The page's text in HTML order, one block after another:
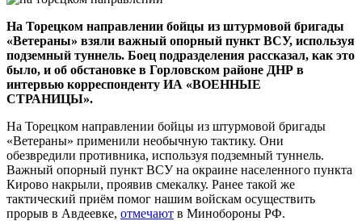
На Торецком направлении бойцы из штурмовой бригады
«Ветераны» взяли важный опорный пункт ВСУ, используя
подземный туннель. Боец подразделения рассказал, как это
было, и об обстановке в Горловском районе ДНР в
интервью корреспонденту ИА «ВОЕННЫЕ
СТРАНИЦЫ».
На Торецком направлении бойцы из штурмовой бригады
«Ветераны» применили необычную тактику. Они
обезвредили противника, используя подземный туннель.
Важный опорный пункт ВСУ на окраине населенного пункта
Кирово накрыли, проявив смекалку. Ранее такой же
тактический приём помог нашим войскам осуществить
прорыв в Авдеевке, отмечают в Минобороны РФ.